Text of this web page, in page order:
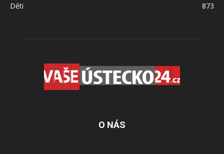
Děti
873
O NÁS